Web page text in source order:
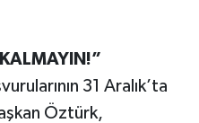
31 Aralık’ta
Öztürk,